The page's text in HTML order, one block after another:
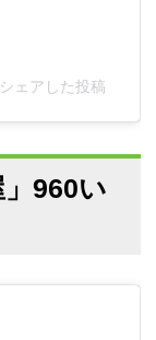
ェアした投稿
」960い